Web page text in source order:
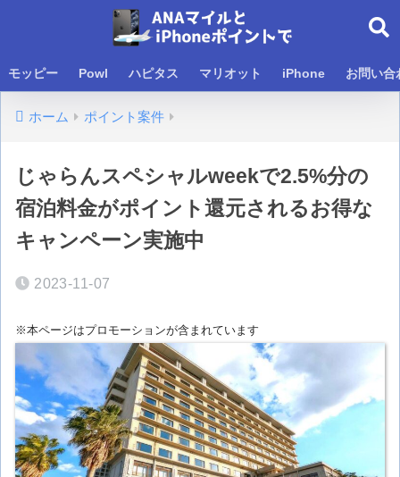
モッピー Powl ハピタス マリオット iPhone お問い合
ホーム ポイント案件
じゃらんスペシャルweekで2.5%分の
宿泊料金がポイント還元されるお得な
キャンペーン実施中
2023-11-07
※本ページはプロモーションが含まれています